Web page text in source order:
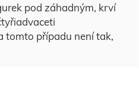
pod záhadným, krví
tomto případu není tak,